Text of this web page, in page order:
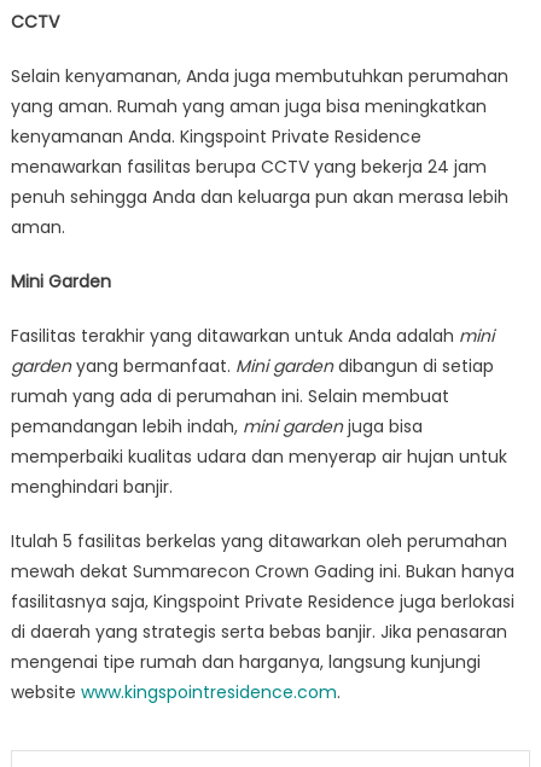
CCTV
Selain kenyamanan, Anda juga membutuhkan perumahan
yang aman. Rumah yang aman juga bisa meningkatkan
kenyamanan Anda. Kingspoint Private Residence
menawarkan fasilitas berupa CCTV yang bekerja 24 jam
penuh sehingga Anda dan keluarga pun akan merasa lebih
aman.
Mini Garden
Fasilitas terakhir yang ditawarkan untuk Anda adalah mini
gardenyang bermanfaat. Mini gardendibangun di setiap
rumah yang ada di perumahan ini. Selain membuat
pemandangan lebih indah, mini gardenjuga bisa
memperbaiki kualitas udara dan menyerap air hujan untuk
menghindari banjir.
Itulah 5 fasilitas berkelas yang ditawarkan oleh perumahan
mewah dekat Summarecon Crown Gading ini. Bukan hanya
fasilitasnya saja, Kingspoint Private Residence juga berlokasi
di daerah yang strategis serta bebas banjir. Jika penasaran
mengenai tipe rumah dan harganya, langsung kunjungi
website www.kingspointresidence.com.